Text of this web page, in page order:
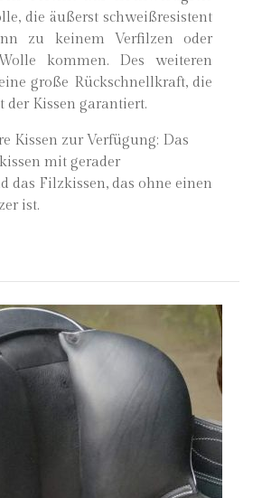
die äußerst schweißresistent
zu keinem Verfilzen oder
kommen. Des weiteren
große Rückschnellkraft, die
der Kissen garantiert.
Kissen zur Verfügung: Das
mit gerader
das Filzkissen, das ohne einen
ist.